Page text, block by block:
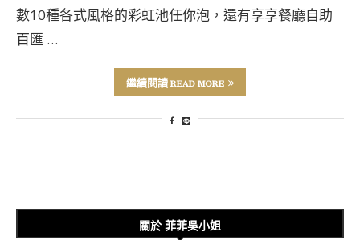
數10種各式風格的彩虹池任你泡，還有享享餐廳自助
百匯 …
繼續閱讀 READ MORE
關於 菲菲吳小姐